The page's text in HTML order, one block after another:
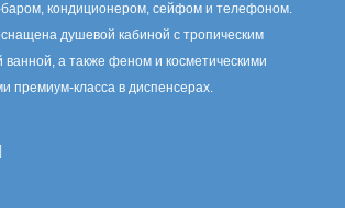
кондиционером, сейфом и телефоном.
душевой кабиной с тропическим
а также феном и косметическими
премиум-класса в диспенсерах.